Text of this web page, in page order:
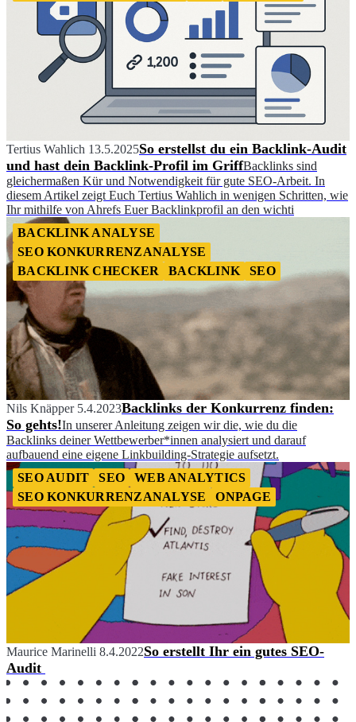
Tertius Wahlich 13.5.2025So erstellst du ein Backlink-Audit
und hast dein Backlink-Profil im GriffBacklinks sind
gleichermaßen Kür und Notwendigkeit für gute SEO-Arbeit. In
diesem Artikel zeigt Euch Tertius Wahlich in wenigen Schritten, wie
Ihr mithilfe von Ahrefs Euer Backlinkprofil an den wichti
BACKLINK ANALYSE
SEO KONKURRENZANALYSE
BACKLINK CHECKER
BACKLINK SEO
Nils Knäpper 5.4.2023Backlinks der Konkurrenz finden:
So gehts!In unserer Anleitung zeigen wir die, wie du die
Backlinks deiner Wettbewerber*innen analysiert und darauf
aufbauend eine eigene Linkbuilding-Strategie aufsetzt.
SEO AUDIT
SEO
WEB ANALYTICS
SEO KONKURRENZANALYSE
ONPAGE
Maurice Marinelli 8.4.2022So erstellt Ihr ein gutes SEO-
Audit